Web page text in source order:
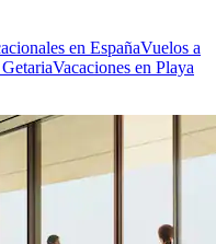
en EspañaVuelos a
Vacaciones en Playa